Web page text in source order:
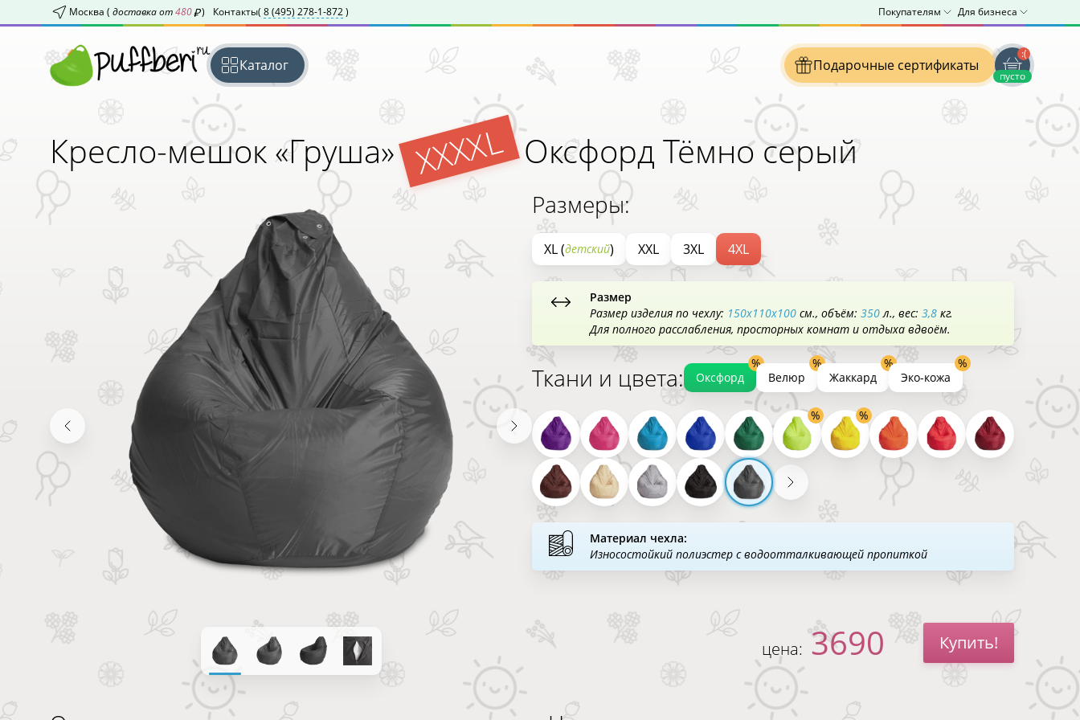
Москва ( доставка от480 ) Контакты( 8 (495) 278-1-872) Покупателям Для бизнеса
Каталог Подарочные сертификаты
:(
пусто
Кресло-мешок «Груша»XXXXL Оксфорд Тёмно серый
Размеры:
XL (детский) XXL 3XL 4XL
Размер
Размер изделия по чехлу: 150x110x100 см. объём: 350л. вес: 3,8 кг.
Для полного расслабления, просторных комнат и отдыха вдвоём.
Ткани и цвета: Оксфорд Велюр Жаккард Эко-кожа
Материал чехла:
Износостойкий полиэстер с водоотталкивающей пропиткой
цена: 3690 Купить!